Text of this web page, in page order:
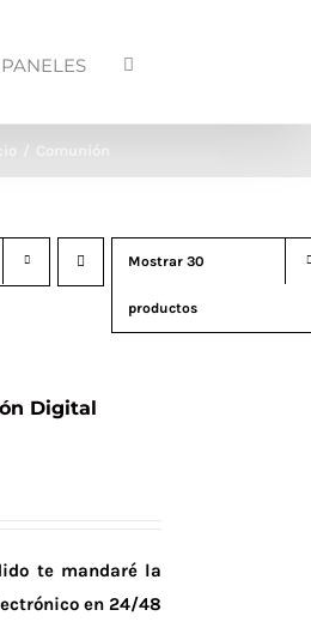
PANELES
Comunión
Mostrar 30
productos
Digital
te mandaré la
en 24/48